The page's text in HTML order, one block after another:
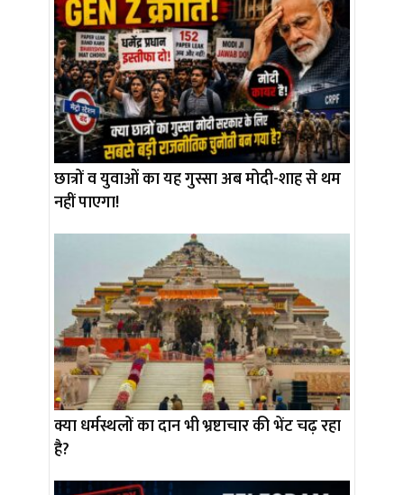
छात्रों व युवाओं का यह गुस्सा अब मोदी-शाह से थम
नहीं पाएगा!
क्या धर्मस्थलों का दान भी भ्रष्टाचार की भेंट चढ़ रहा
है?